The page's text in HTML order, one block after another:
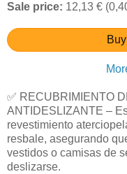
Sale price: 12,13 €
✅ RECUBRIMIENTO
ANTIDESLIZANTE –
revestimiento
resbale, asegurando
vestidos o camisas de
deslizarse.